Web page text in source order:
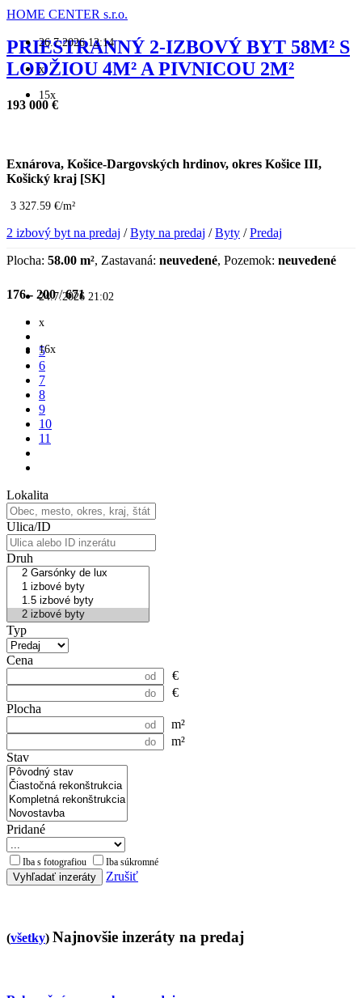
HOME CENTER s.r.o.
26.7.2026 12:14
x
15x
PRIESTRANNÝ 2-IZBOVÝ BYT 58M² S
LODŽIOU 4M² A PIVNICOU 2M²
193 000 €
Exnárova, Košice-Dargovských hrdinov, okres Košice III,
Košický kraj [SK]
3 327.59 €/m²
2 izbový byt na predaj /Byty na predaj /Byty /Predaj
Plocha: 58.00 m², Zastavaná: neuvedené, Pozemok: neuvedené
24.7.2026 21:02
x
16x
176 - 200/671
5
6
7
8
9
10
11
Lokalita
Ulica/ID
Druh
Typ
Cena
€
€
Plocha
m²
m²
Stav
Pridané
Iba s fotografiou Iba súkromné
Vyhľadať inzeráty Zrušiť
(všetky) Najnovšie inzeráty na predaj